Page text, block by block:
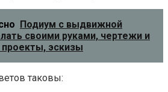
Подиум с выдвижной
своими руками, чертежи и
эскизы
таковы: